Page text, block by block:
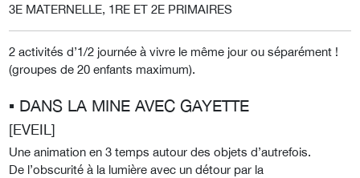
3E MATERNELLE, 1RE ET 2E PRIMAIRES
2 activités d’1/2 journée à vivre le même jour ou séparément !
(groupes de 20 enfants maximum).
▪︎ DANS LA MINE AVEC GAYETTE
[EVEIL]
Une animation en 3 temps autour des objets d’autrefois.
De l’obscurité à la lumière avec un détour par la